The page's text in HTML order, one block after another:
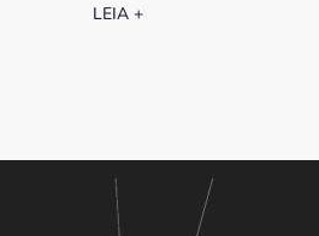
LEIA +